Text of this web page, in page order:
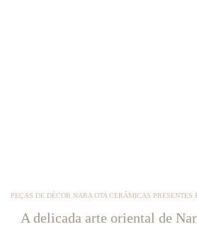
PEÇAS DE DÉCOR NARA OTA CERÂMICAS PRESENTES
A delicada arte oriental de